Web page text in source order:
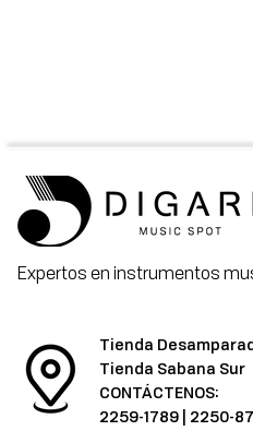
Expertos en instrumentos
Tienda
Tienda Sabana Sur
CONTÁCTENOS:
2259-1789 | 2250-